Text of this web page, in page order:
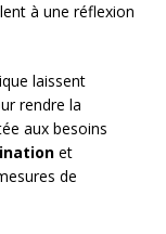
à une réflexion
laissent
rendre la
aux besoins
et
de